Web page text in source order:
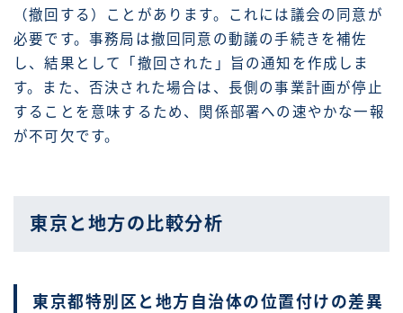
（撤回する）ことがあります。これには議会の同意が
必要です。事務局は撤回同意の動議の手続きを補佐
し、結果として「撤回された」旨の通知を作成しま
す。また、否決された場合は、長側の事業計画が停止
することを意味するため、関係部署への速やかな一報
が不可欠です。
東京と地方の比較分析
東京都特別区と地方自治体の位置付けの差異